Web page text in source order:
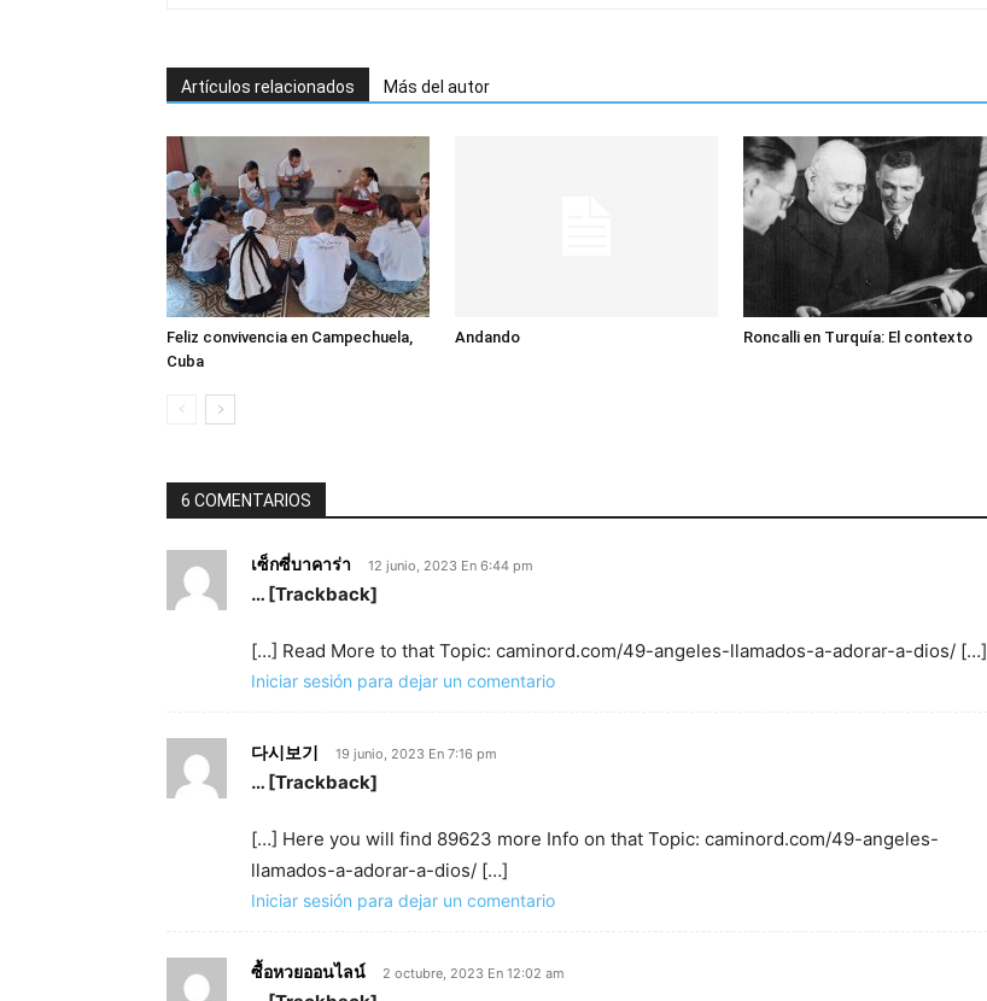
Artículos relacionados Más del autor
Feliz convivencia en Campechuela,
Cuba
Andando Roncalli en Turquía: El contexto
6 COMENTARIOS
เซ็กซี่บาคาร่า 12 junio, 2023 En 6:44 pm
… [Trackback]
[…] Read More to that Topic: caminord.com/49-angeles-llamados-a-adorar-a-dios/ […]
Iniciar sesión para dejar un comentario
다시보기 19 junio, 2023 En 7:16 pm
… [Trackback]
[…] Here you will find 89623 more Info on that Topic: caminord.com/49-angeles-
llamados-a-adorar-a-dios/ […]
Iniciar sesión para dejar un comentario
ซื้อหวยออนไลน์ 2 octubre, 2023 En 12:02 am